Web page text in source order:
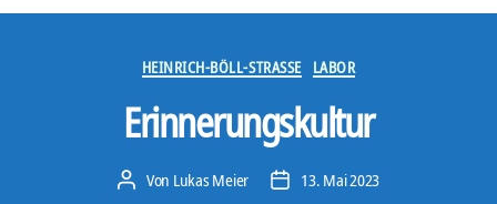
Kategorien
HEINRICH-BÖLL-STRASSE LABOR
Erinnerungskultur
Beitragsautor
Von Lukas Meier Veröffentlichungsdatum
13. Mai 2023